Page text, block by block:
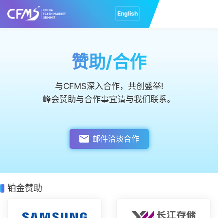
English
赞助/合作
与CFMS深入合作，共创盛举!
峰会赞助与合作事宜请与我们联系。
邮件洽淡合作
铂金赞助